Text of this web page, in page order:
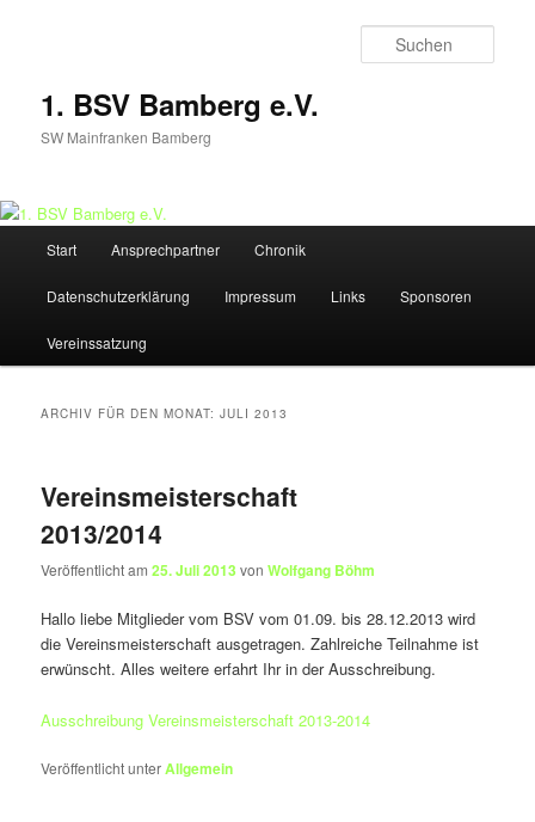
1. BSV Bamberg e.V.
SW Mainfranken Bamberg
Start Ansprechpartner Chronik
Datenschutzerklärung Impressum Links Sponsoren
Vereinssatzung
ARCHIV FÜR DEN MONAT:JULI 2013
Vereinsmeisterschaft
2013/2014
Veröffentlicht am25. Juli 2013 vonWolfgang Böhm
Hallo liebe Mitglieder vom BSV vom 01.09. bis 28.12.2013 wird
die Vereinsmeisterschaft ausgetragen. Zahlreiche Teilnahme ist
erwünscht. Alles weitere erfahrt Ihr in der Ausschreibung.
Ausschreibung Vereinsmeisterschaft 2013-2014
Veröffentlicht unterAllgemein